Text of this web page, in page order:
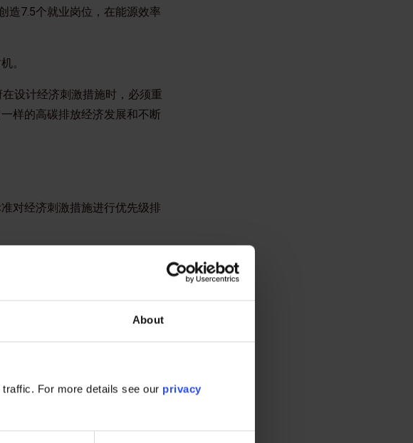
About
For more details see our privacy
造7.5个就业岗位，在能源效率
。
设计经济刺激措施时，必须重
样的高碳排放经济发展和不断
对经济刺激措施进行优先级排
零经济转型是否重要？
公共卫生、能源可及性或减少社
。
生其他协同效益等；